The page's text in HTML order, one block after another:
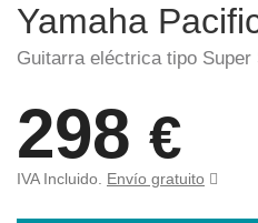
Yamaha
Guitarra eléctrica tipo Super
298 €
IVA Incluido. Envío gratuito